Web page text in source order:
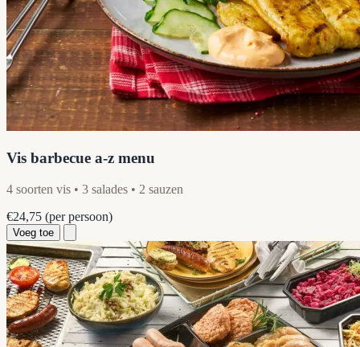
Vis barbecue a-z menu
4 soorten vis • 3 salades • 2 sauzen
€24,75 (per persoon)
Voeg toe